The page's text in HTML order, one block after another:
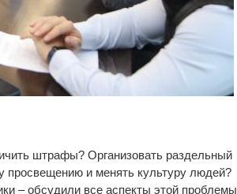
штрафы? Организовать раздельный
просвещению и менять культуру людей?
– обсудили все аспекты этой проблемы